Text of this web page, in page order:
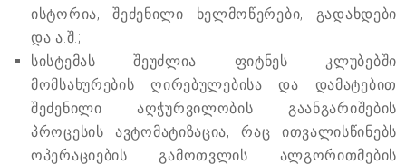
ისტორია, შეძენილი ხელმოწერები, გადახდები
და ა.შ.;
სისტემას შეუძლია ფიტნეს კლუბებში
მომსახურების ღირებულებისა და დამატებით
შეძენილი აღჭურვილობის გაანგარიშების
პროცესის ავტომატიზაცია, რაც ითვალისწინებს
ოპერაციების გამოთვლის ალგორითმების